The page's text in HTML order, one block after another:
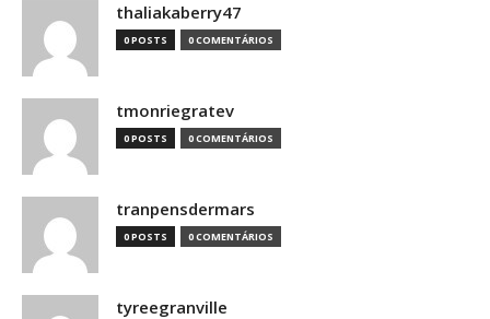
thaliakaberry47
0 POSTS 0 COMENTÁRIOS
tmonriegratev
0 POSTS 0 COMENTÁRIOS
tranpensdermars
0 POSTS 0 COMENTÁRIOS
tyreegranville